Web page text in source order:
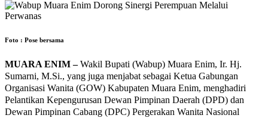
Foto : Pose bersama
MUARA ENIM –Wakil Bupati (Wabup) Muara Enim, Ir. Hj.
Sumarni, M.Si., yang juga menjabat sebagai Ketua Gabungan
Organisasi Wanita (GOW) Kabupaten Muara Enim, menghadiri
Pelantikan Kepengurusan Dewan Pimpinan Daerah (DPD) dan
Dewan Pimpinan Cabang (DPC) Pergerakan Wanita Nasional